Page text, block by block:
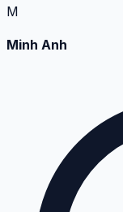
M
Minh Anh